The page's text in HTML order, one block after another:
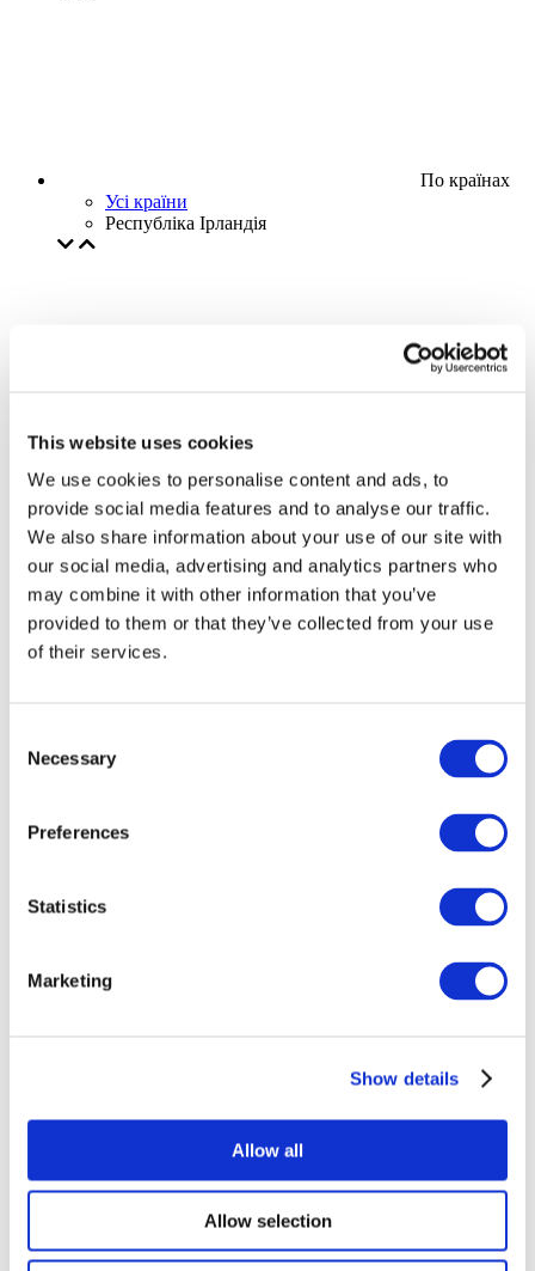
This website uses cookies
We use cookies to personalise content and ads, to
provide social media features and to analyse our traffic.
We also share information about your use of our site with
our social media, advertising and analytics partners who
may combine it with other information that you’ve
provided to them or that they’ve collected from your use
of their services.
Selection
Necessary
Preferences
Statistics
Marketing
Show details
Allow all
Allow selection
По країнах
Усі країни
Республіка Ірландія
Заходи
Наша спецпропозиція
Без піджанру